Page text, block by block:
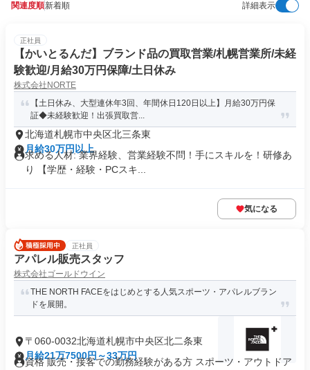
関連度順新着順 詳細表示
正社員
【かいとるんだ】ブランド品の買取営業/札幌営業所/未経
験歓迎/月給30万円保障/土日休み
株式会社NORTE
【土日休み、大型連休年3回、年間休日120日以上】月給30万円保
証◆未経験歓迎！出張買取営...
北海道札幌市中央区北三条東
月給30万円以上
求める人材: 業界経験、営業経験不問！手にスキルを！研修あ
り 【学歴・経験・PCスキ...
気になる
正社員
アパレル販売スタッフ
株式会社ゴールドウイン
THE NORTH FACEをはじめとする人気スポーツ・アパレルブラン
ドを展開。
〒060-0032北海道札幌市中央区北二条東
月給21万7500円～33万円
資格 販売・接客での勤務経験がある方 スポーツ・アウトドア